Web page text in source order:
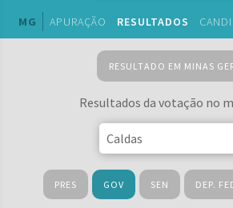
MG APURAÇÃO RESULTADOS
RESULTADO EM MINAS
Resultados da votação no
PRES GOV SEN DEP.